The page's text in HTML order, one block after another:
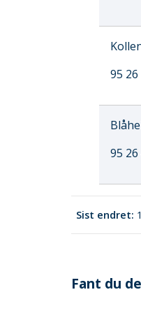
95 26
95 26
Sist endret
Fant du